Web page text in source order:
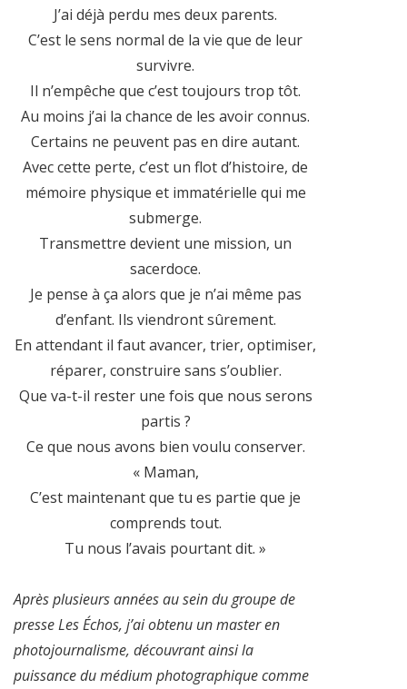
J’ai déjà perdu mes deux parents.
C’est le sens normal de la vie que de leur
survivre.
Il n’empêche que c’est toujours trop tôt.
Au moins j’ai la chance de les avoir connus.
Certains ne peuvent pas en dire autant.
Avec cette perte, c’est un flot d’histoire, de
mémoire physique et immatérielle qui me
submerge.
Transmettre devient une mission, un
sacerdoce.
Je pense à ça alors que je n’ai même pas
d’enfant. Ils viendront sûrement.
En attendant il faut avancer, trier, optimiser,
réparer, construire sans s’oublier.
Que va-t-il rester une fois que nous serons
partis ?
Ce que nous avons bien voulu conserver.
« Maman,
C’est maintenant que tu es partie que je
comprends tout.
Tu nous l’avais pourtant dit. »
Après plusieurs années au sein du groupe de
presse Les Échos, j’ai obtenu un master en
photojournalisme, découvrant ainsi la
puissance du médium photographique comme